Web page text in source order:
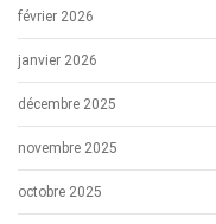
février 2026
janvier 2026
décembre 2025
novembre 2025
octobre 2025